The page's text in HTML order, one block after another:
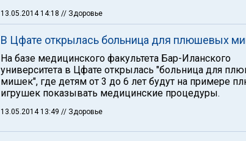
13.05.2014 14:18 // Здоровье
В Цфате открылась больница для плюшевых
На базе медицинского факультета Бар-Иланского
университета в Цфате открылась "больница для
мишек", где детям от 3 до 6 лет будут на примере
игрушек показывать медицинские процедуры.
13.05.2014 13:49 // Здоровье